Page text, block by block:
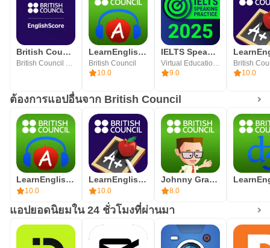
British Council EnglishScore
British Council EnglishScore
LearnEnglish Podcasts
British Council
10.0
IELTS Speaking Assistant
Virtual Education OU
9.0
British
10.0
ต้องการแอปอื่นจาก British Council
LearnEnglish Podcasts
10.0
LearnEnglish Grammar
10.0
Johnny Grammar Word Challenge
8.0
แอปยอดนิยมใน 24 ชั่วโมงที่ผ่านมา